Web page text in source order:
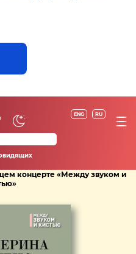
ENG RU
концерте «Между звуком и